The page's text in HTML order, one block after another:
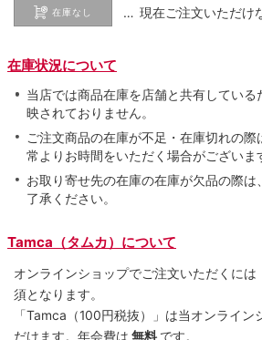
在庫なし … 現在ご注文いただけ
在庫状況について
当店では商品在庫を店舗と共有している
映されておりません。
ご注文商品の在庫が不足・在庫切れの際
常よりお時間をいただく場合がございま
お取り寄せ先の在庫の在庫が欠品の際
了承ください。
Tamca（タムカ）について
オンラインショップでご注⽂いただくに
須となります。
「Tamca （100円税抜）
」は当オンライン
だけます。 年会費は 無料 です。